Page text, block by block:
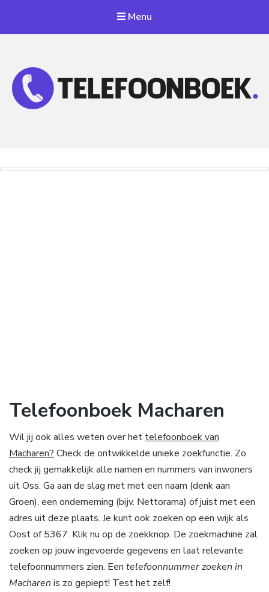
Menu
Telefoonboek Macharen
Wil jij ook alles weten over het telefoonboek van
Macharen? Check de ontwikkelde unieke zoekfunctie. Zo
check jij gemakkelijk alle namen en nummers van inwoners
uit Oss. Ga aan de slag met met een naam (denk aan
Groen), een onderneming (bijv. Nettorama) of juist met een
adres uit deze plaats. Je kunt ook zoeken op een wijk als
Oost of 5367. Klik nu op de zoekknop. De zoekmachine zal
zoeken op jouw ingevoerde gegevens en laat relevante
telefoonnummers zien. Een telefoonnummer zoeken in
Macharen is zo gepiept! Test het zelf!